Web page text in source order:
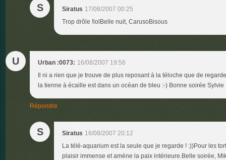
S Siratus 17/08/2007 00:25
Trop drôle !lolBelle nuit, CarusoBisous
U Urban :0073: 16/08/2007 19:56
Il ni a rien que je trouve de plus reposant à la téloche que de
la tienne à écaille est dans un océan de bleu :-) Bonne soirée Sylvie
Répondre
S Siratus 16/08/2007 20:12
La télé-aquarium est la seule que je regarde ! :))Pour les
plaisir immense et amène la paix intérieure.Belle soirée,